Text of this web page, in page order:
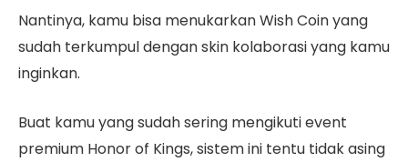
Nantinya, kamu bisa menukarkan Wish Coin yang
sudah terkumpul dengan skin kolaborasi yang kamu
inginkan.
Buat kamu yang sudah sering mengikuti event
premium Honor of Kings, sistem ini tentu tidak asing